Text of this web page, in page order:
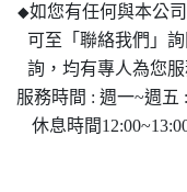
◆如您有任何與本公
可至「聯絡我們」
詢，均有專人為您服
服務時間 : 週一~週五
休息時間